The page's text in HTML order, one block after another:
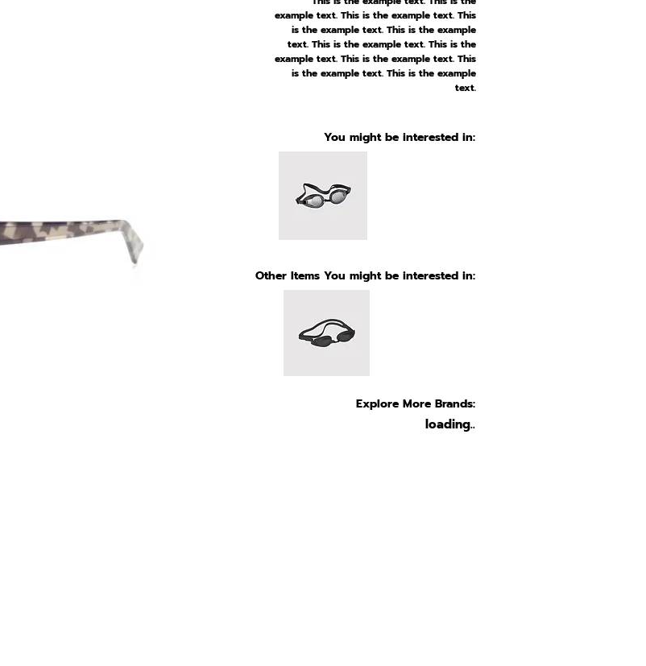
example text. This is the example text. This
is the example text. This is the example
text. This is the example text. This is the
example text. This is the example text. This
is the example text. This is the example
text.
You might be interested in:
Other Items You might be interested in:
Explore More Brands:
loading..